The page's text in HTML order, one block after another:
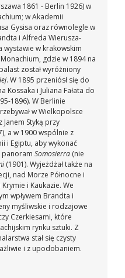
1861 - Berlin 1926) w
w Akademii
Gysisa oraz równolegle w
i Alfreda Wierusza-
wystawie w krakowskim
gdzie w 1894 na
został wyróżniony
. W 1895 przeniósł się do
Kossaka i Juliana Fałata do
1896). W Berlinie
w Wielkopolsce
Janem Styką przy
a w 1900 wspólnie z
i Egiptu, aby wykonać
panoram Somosierra (nie
(1901). Wyjeżdżał także na
nad Morze Północne i
i Kaukazie. We
wpływem Brandta i
myśliwskie i rodzajowe
Czerkiesami, które
rynku sztuki. Z
stał się czysty
i z upodobaniem.